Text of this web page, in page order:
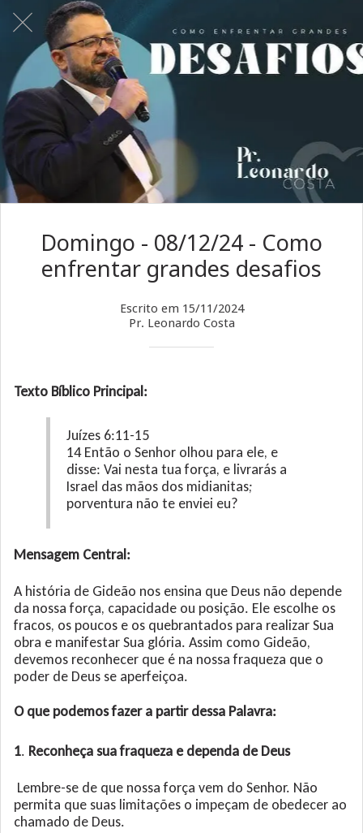
Domingo - 08/12/24 - Como
enfrentar grandes desafios
Escrito em 15/11/2024
Pr. Leonardo Costa
Texto Bíblico Principal:
Juízes 6:11-15
14 Então o Senhor olhou para ele, e
disse: Vai nesta tua força, e livrarás a
Israel das mãos dos midianitas;
porventura não te enviei eu?
Mensagem Central:
A história de Gideão nos ensina que Deus não depende
da nossa força, capacidade ou posição. Ele escolhe os
fracos, os poucos e os quebrantados para realizar Sua
obra e manifestar Sua glória. Assim como Gideão,
devemos reconhecer que é na nossa fraqueza que o
poder de Deus se aperfeiçoa.
O que podemos fazer a partir dessa Palavra:
1. Reconheça sua fraqueza e dependa de Deus
Lembre-se de que nossa força vem do Senhor. Não
permita que suas limitações o impeçam de obedecer ao
chamado de Deus.